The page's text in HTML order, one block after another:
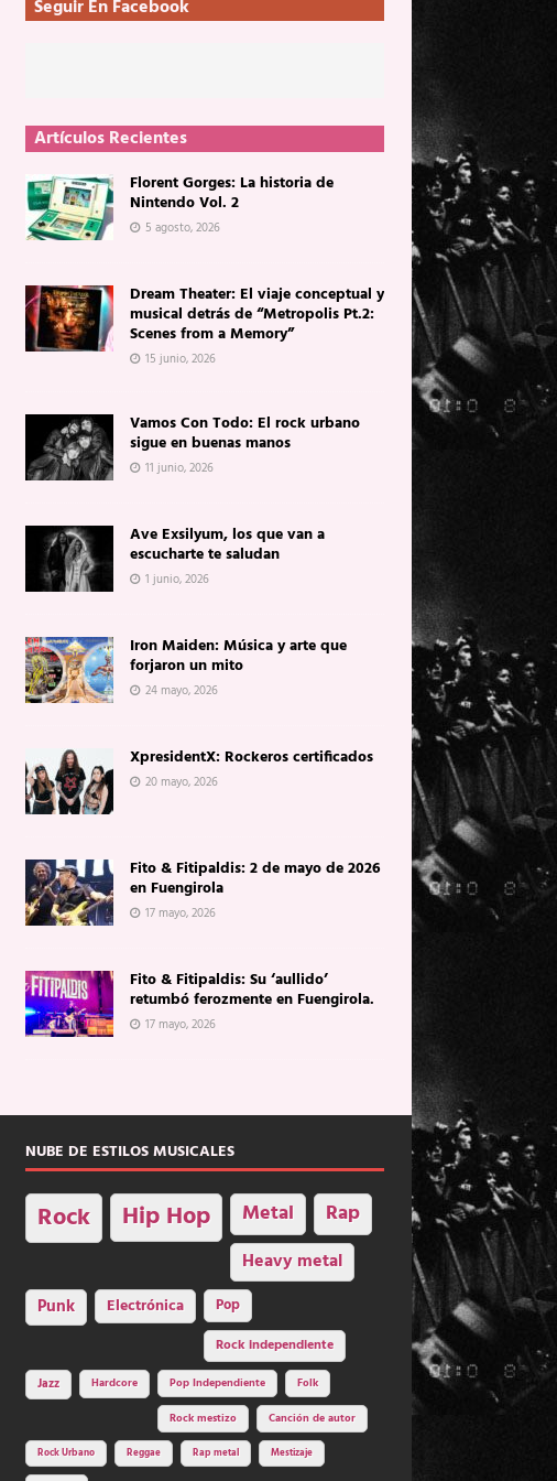
Seguir En Facebook
Artículos Recientes
Florent Gorges: La historia de
Nintendo Vol. 2
5 agosto, 2026
Dream Theater: El viaje conceptual y
musical detrás de “Metropolis Pt.2:
Scenes from a Memory”
15 junio, 2026
Vamos Con Todo: El rock urbano
sigue en buenas manos
11 junio, 2026
Ave Exsilyum, los que van a
escucharte te saludan
1 junio, 2026
Iron Maiden: Música y arte que
forjaron un mito
24 mayo, 2026
XpresidentX: Rockeros certificados
20 mayo, 2026
Fito & Fitipaldis: 2 de mayo de 2026
en Fuengirola
17 mayo, 2026
Fito & Fitipaldis: Su ‘aullido’
retumbó ferozmente en Fuengirola.
17 mayo, 2026
NUBE DE ESTILOS MUSICALES
Rock Hip Hop Metal Rap
Heavy metal
Punk Electrónica
Pop
Rock independiente
Jazz Hardcore Pop Independiente Folk
Rock mestizo Canción de autor
Rock Urbano Reggae Rap metal Mestizaje